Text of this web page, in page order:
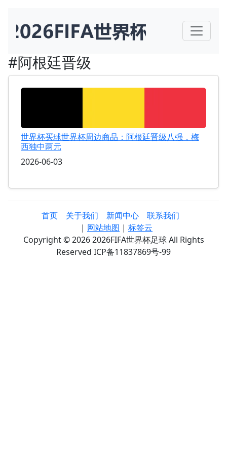
#阿根廷晋级
世界杯买球世界杯周边商品：阿根廷晋级八强，梅
西独中两元
2026-06-03
首页 关于我们 新闻中心
联系我们
| 网站地图 | 标签云
Copyright © 2026 2026FIFA世界杯足球 All Rights
Reserved ICP备11837869号-99